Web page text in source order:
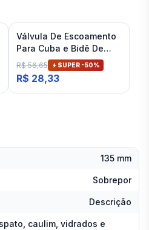
Válvula De Escoamento
Para Cuba e Bidê De
Banheiro Cromado Deca
R$ 56,65 SUPER -50%
R$ 28,33
135 mm
Sobrepor
Descrição
caulim, vidrados e